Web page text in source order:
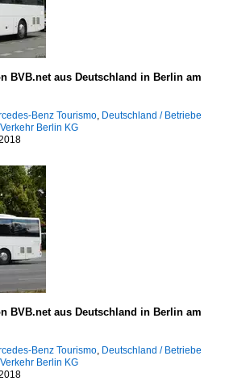
BVB.net aus Deutschland in Berlin am
Benz Tourismo, Deutschland / Betriebe
Berlin KG
BVB.net aus Deutschland in Berlin am
Benz Tourismo, Deutschland / Betriebe
Berlin KG